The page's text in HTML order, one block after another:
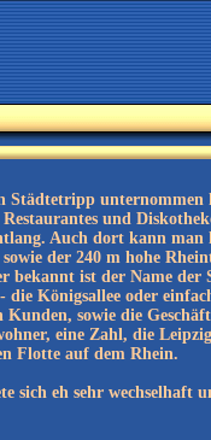
unternommen
und
Auch dort kann man
der 240 m hohe
ist der Name der
Königsallee oder
sowie die
eine Zahl, die
Flotte auf dem Rhein.
sich eh sehr wechselhaft